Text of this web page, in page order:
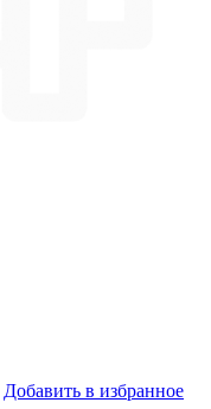
Добавить в избранное